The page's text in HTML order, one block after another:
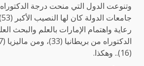
وتنوعت الدول التي منحت درجة الدكتوراه
رعاية واهتمام الإمارات بالعلم والبحث
(16).. وهكذا.